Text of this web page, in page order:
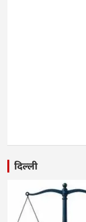
दिल्ली